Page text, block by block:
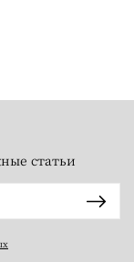
статьи